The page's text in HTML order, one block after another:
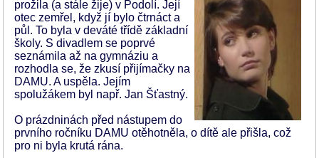
prožila (a stále žije) v Podolí. Její
otec zemřel, když jí bylo čtrnáct a
půl. To byla v deváté třídě základní
školy. S divadlem se poprvé
seznámila až na gymnáziu a
rozhodla se, že zkusí přijímačky na
DAMU. A uspěla. Jejím
spolužákem byl např. Jan Šťastný.
O prázdninách před nástupem do
prvního ročníku DAMU otěhotněla, o dítě ale přišla, což
pro ni byla krutá rána.